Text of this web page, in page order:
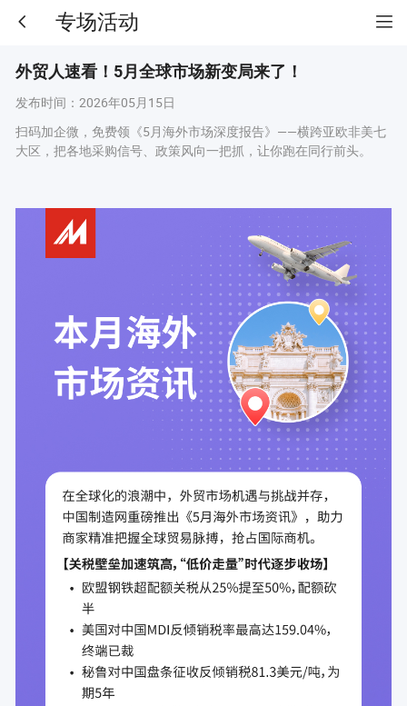
专场活动
外贸人速看！5月全球市场新变局来了！
发布时间： 2026年05月15日
扫码加企微，免费领《5月海外市场深度报告》——横跨亚欧非美七
大区，把各地采购信号、政策风向一把抓，让你跑在同行前头。